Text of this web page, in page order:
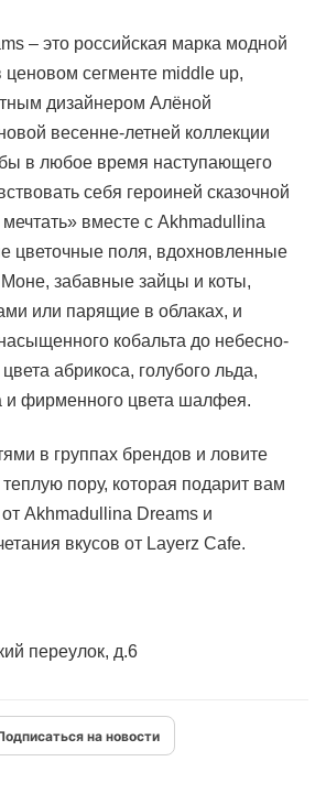
– это российская марка модной
сегменте middle up,
дизайнером Алёной
весенне-летней коллекции
в любое время наступающего
себя героиней сказочной
мечтать» вместе с Akhmadullina
цветочные поля, вдохновленные
забавные зайцы и коты,
или парящие в облаках, и
кобальта до небесно-
абрикоса, голубого льда,
и фирменного цвета шалфея.
в группах брендов и ловите
пору, которая подарит вам
Akhmadullina Dreams и
вкусов от Layerz Cafe.
переулок, д.6
на новости